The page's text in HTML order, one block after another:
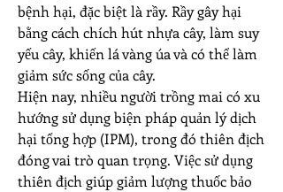
bệnh hại, đặc biệt là rầy. Rầy gây hại
bằng cách chích hút nhựa cây, làm suy
yếu cây, khiến lá vàng úa và có thể làm
giảm sức sống của cây.
Hiện nay, nhiều người trồng mai có xu
hướng sử dụng biện pháp quản lý dịch
hại tổng hợp (IPM), trong đó thiên địch
đóng vai trò quan trọng. Việc sử dụng
thiên địch giúp giảm lượng thuốc bảo